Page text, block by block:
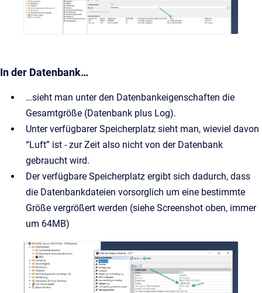
In der Datenbank…
…sieht man unter den Datenbankeigenschaften die
Gesamtgröße (Datenbank plus Log).
Unter verfügbarer Speicherplatz sieht man, wieviel davon
“Luft” ist - zur Zeit also nicht von der Datenbank
gebraucht wird.
Der verfügbare Speicherplatz ergibt sich dadurch, dass
die Datenbankdateien vorsorglich um eine bestimmte
Größe vergrößert werden (siehe Screenshot oben, immer
um 64MB)